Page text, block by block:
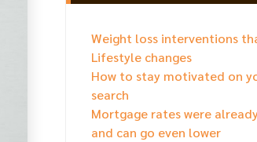
Weight loss interventions
Lifestyle changes
How to stay motivated on
search
Mortgage rates were
and can go even lower